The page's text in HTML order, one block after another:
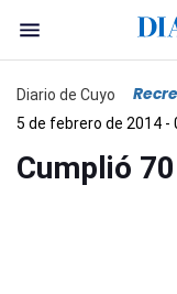
Diario de Cuyo
5 de febrero de 2014 -
Cumplió